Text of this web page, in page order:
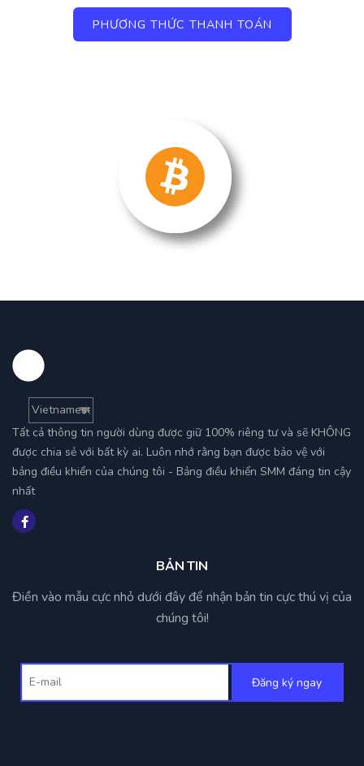
PHƯƠNG THỨC THANH TOÁN
Tất cả thông tin người dùng được giữ 100% riêng tư và sẽ KHÔNG
được chia sẻ với bất kỳ ai. Luôn nhớ rằng bạn được bảo vệ với
bảng điều khiển của chúng tôi - Bảng điều khiển SMM đáng tin cậy
nhất
BẢN TIN
Điền vào mẫu cực nhỏ dưới đây để nhận bản tin cực thú vị của
chúng tôi!